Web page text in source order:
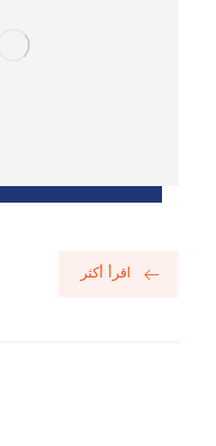
اقرأ أكثر